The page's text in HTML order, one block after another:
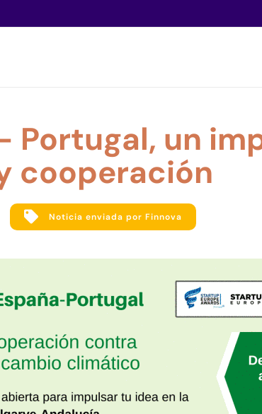
Portugal, un
cooperación
Noticia enviada por Finnova